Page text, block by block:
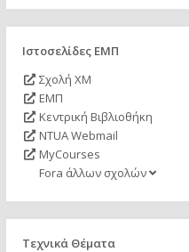
Ιστοσελίδες ΕΜΠ
Σχολή ΧΜ
ΕΜΠ
Κεντρική Βιβλιοθήκη
NTUA Webmail
MyCourses
Fora άλλων σχολών
Τεχνικά Θέματα